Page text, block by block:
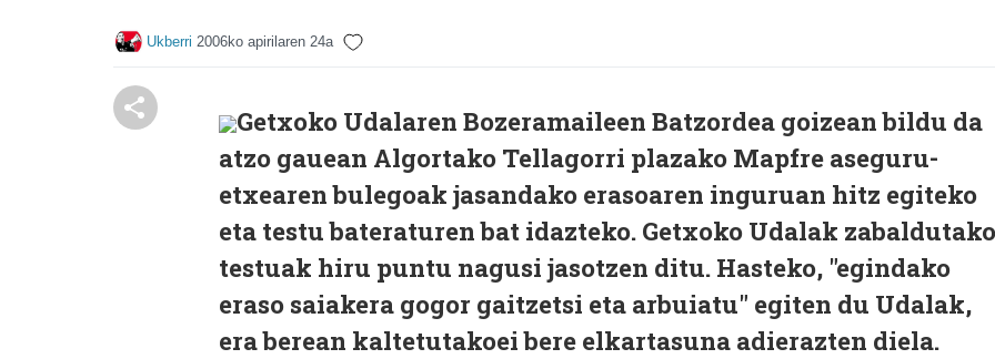
Ukberri 2006ko apirilaren 24a
Getxoko Udalaren Bozeramaileen Batzordea goizean bildu da
atzo gauean Algortako Tellagorri plazako Mapfre aseguru-
etxearen bulegoak jasandako erasoaren inguruan hitz egiteko
eta testu bateraturen bat idazteko. Getxoko Udalak zabaldutako
testuak hiru puntu nagusi jasotzen ditu. Hasteko, "egindako
eraso saiakera gogor gaitzetsi eta arbuiatu" egiten du Udalak,
era berean kaltetutakoei bere elkartasuna adierazten diela.